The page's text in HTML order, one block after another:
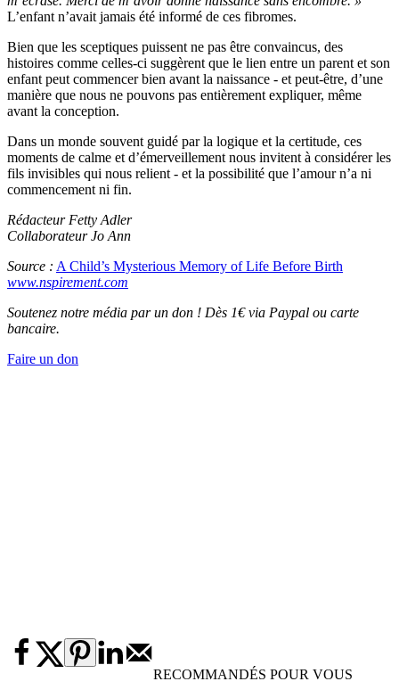
L’enfant n’avait jamais été informé de ces fibromes.
Bien que les sceptiques puissent ne pas être convaincus, des
histoires comme celles-ci suggèrent que le lien entre un parent et son
enfant peut commencer bien avant la naissance - et peut-être, d’une
manière que nous ne pouvons pas entièrement expliquer, même
avant la conception.
Dans un monde souvent guidé par la logique et la certitude, ces
moments de calme et d’émerveillement nous invitent à considérer les
fils invisibles qui nous relient - et la possibilité que l’amour n’a ni
commencement ni fin.
Rédacteur Fetty Adler
Collaborateur Jo Ann
Source : A Child’s Mysterious Memory of Life Before Birth
www.nspirement.com
Soutenez notre média par un don ! Dès 1€ via Paypal ou carte
bancaire.
Faire un don
RECOMMANDÉS POUR VOUS